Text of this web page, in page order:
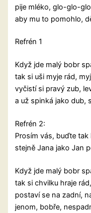
pije mléko, glo-glo-
aby mu to pomohlo,
Refrén 1
Když jde malý bobr
tak si uši myje rád,
vyčistí si pravý zub,
a už spinká jako dub,
Refrén 2:
Prosím vás, buďte
stejně Jana jako Jan
Když jde malý bobr
tak si chvilku hraje
postaví se na zadní,
jenom, bobře,